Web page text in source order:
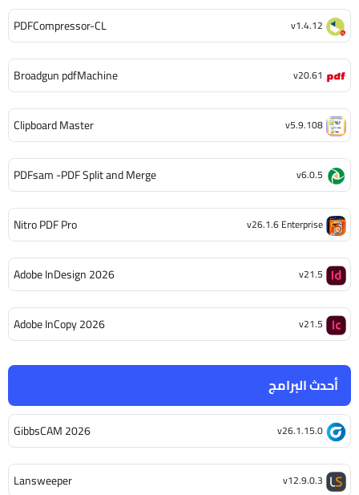
أحدث البرامج
GibbsCAM 2026 v26.1.15.0
Lansweeper v12.9.0.3
PDFCompressor-CL v1.4.12
Broadgun pdfMachine v20.61
Clipboard Master v5.9.108
PDFsam -PDF Split and Merge v6.0.5
Nitro PDF Pro v26.1.6 Enterprise
Adobe InDesign 2026 v21.5
Adobe InCopy 2026 v21.5